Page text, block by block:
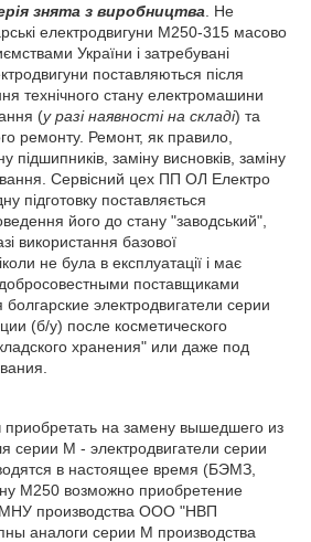
знята з виробництва . Не
електродвигуни М250-315 масово
України і затребувані
поставляються після
технічного стану електромашини
(у разі наявності на складі) та
ремонту. Ремонт, як правило,
підшипників, заміну висновків, заміну
Сервісний цех ПП ОЛ Електро
підготовку поставляється
його до стану "заводський",
використання базової
не була в експлуатації і має
поставщиками
электродвигатели серии
(б/у) после косметического
хранения" или даже под
приобретать на замену вышедшего из
серии М - электродвигатели серии
в настоящее время (БЭМЗ,
М250 возможно приобретение
производства ООО "НВП
аналоги серии М производства